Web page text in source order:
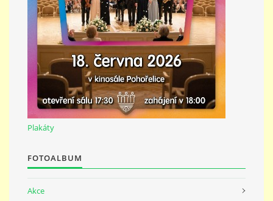
GDPR
ZUŠ Pohořelice
Školní 462
Pohořelice
691 23
Plakáty
FOTOALBUM
Akce